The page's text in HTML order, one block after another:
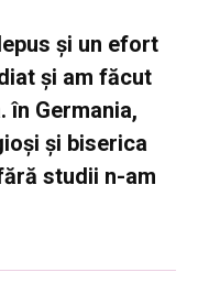
și un efort
și am făcut
în Germania,
și biserica
studii n-am